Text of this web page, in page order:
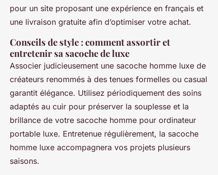
pour un site proposant une expérience en français et
une livraison gratuite afin d’optimiser votre achat.
Conseils de style : comment assortir et
entretenir sa sacoche de luxe
Associer judicieusement une sacoche homme luxe de
créateurs renommés à des tenues formelles ou casual
garantit élégance. Utilisez périodiquement des soins
adaptés au cuir pour préserver la souplesse et la
brillance de votre sacoche homme pour ordinateur
portable luxe. Entretenue régulièrement, la sacoche
homme luxe accompagnera vos projets plusieurs
saisons.